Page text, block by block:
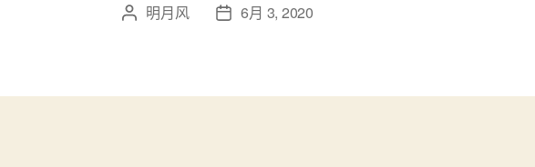
文 明月风
发 6月 3, 2020